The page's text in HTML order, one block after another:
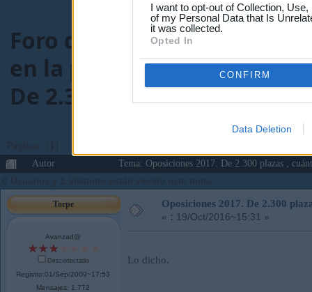
I want to opt-out of Collection,
of my Personal Data that Is
it was collected.
Opted In
CONFIRM
Data Deletion
Foro de Maestros25
en la preparación de
De 2.300 plazas , cuántas
Páginas: [ 1
Autor
Tema: Oposiciones 2017. De 2.300 plazas ,
0 Usuarios y 1 Visitante están viendo este tema.
Torpe
Avanzad@
Desconectado
Registro:01/Sep/2009~17:53
Mensajes: 1.772
Oposiciones 2017. De 2.300
« : 19/Oct/2016~15:31 »
Lo dicho.